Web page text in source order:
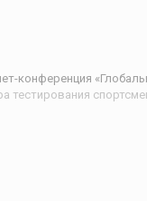
тестирования